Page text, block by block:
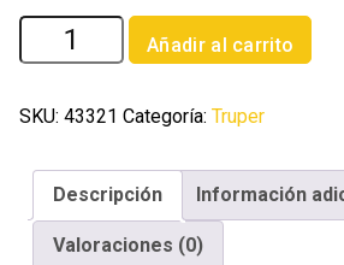
Blister
con
candados
hierro
38mm
Añadir al carrito
SKU: 43321 Categoría: Truper
Descripción Información
Valoraciones (0)